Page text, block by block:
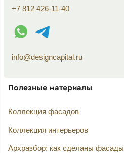
+7 812 426-11-40
WhatsApp контакт
Telegram контакт
info@designcapital.ru
Полезные материалы
Коллекция фасадов
Коллекция интерьеров
Архразбор: как сделаны фасады